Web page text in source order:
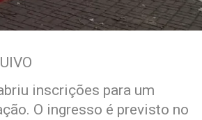
inscrições para um
O ingresso é previsto no